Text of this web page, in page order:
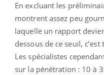
En excluant les
montrent assez peu
laquelle un rapport
dessous de ce seuil,
Les spécialistes
sur la pénétration : 10 à